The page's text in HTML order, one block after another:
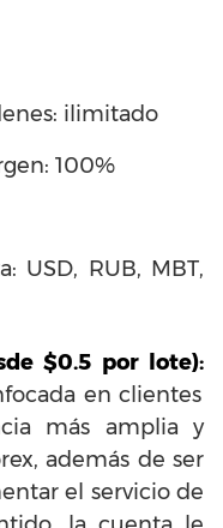
ilimitado
100%
USD, RUB, MBT,
$0.5 por lote):
en clientes
más amplia y
además de ser
el servicio de